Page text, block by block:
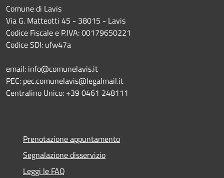
Comune di Lavis
Via G. Matteotti 45 - 38015 - Lavis
Codice Fiscale e P.IVA: 00179650221
Codice SDI: ufw47a
email: info@comunelavis.it
PEC: pec.comunelavis@legalmail.it
Centralino Unico: +39 0461 248111
Prenotazione appuntamento
Segnalazione disservizio
Leggi le FAQ